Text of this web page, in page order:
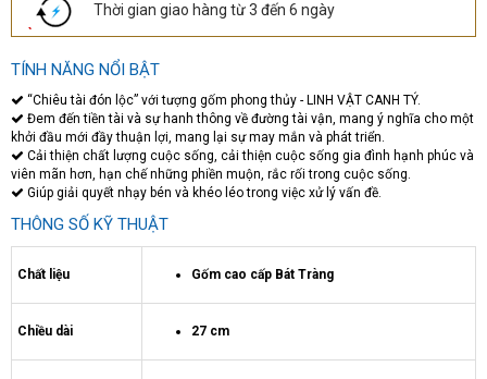
Thời gian giao hàng từ 3 đến 6 ngày
TÍNH NĂNG NỔI BẬT
“Chiêu tài đón lộc” với tượng gốm phong thủy - LINH VẬT CANH TÝ.
Đem đến tiền tài và sự hanh thông về đường tài vận, mang ý nghĩa cho một
khởi đầu mới đầy thuận lợi, mang lại sự may mắn và phát triển.
Cải thiện chất lượng cuộc sống, cải thiện cuộc sống gia đình hạnh phúc và
viên mãn hơn, hạn chế những phiền muộn, rắc rối trong cuộc sống.
Giúp giải quyết nhạy bén và khéo léo trong việc xử lý vấn đề.
THÔNG SỐ KỸ THUẬT
Chất liệu Gốm cao cấp Bát Tràng
Chiều dài 27 cm